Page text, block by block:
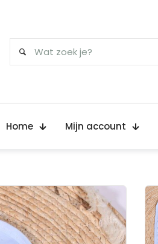
Home Mijn account